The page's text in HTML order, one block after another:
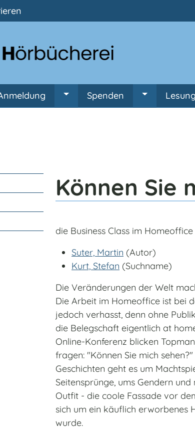
von KatalogUntermenü von Anmeldung
Spenden Untermenü
Können Sie
die Business Class im
Suter, Martin (Autor)
Kurt, Stefan (Suchname)
Die Veränderungen der Welt
Die Arbeit im Homeoffice ist bei
jedoch verhasst, denn ohne
die Belegschaft eigentlich at
Online-Konferenz blicken
fragen: "Können Sie mich
Geschichten geht es um
Seitensprünge, ums Gendern
Outfit - die coole Fassade vor
sich um ein käuflich erworbenes
wurde.